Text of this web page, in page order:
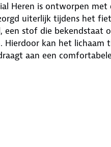
Heren is ontworpen
uiterlijk tijdens het
een stof die bekendstaat
Hierdoor kan het
aan een
rits met camlock-sluiting,
voor het opbergen
een siliconen gripper die